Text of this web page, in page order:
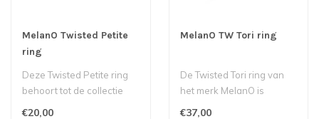
MelanO Twisted Petite
ring
Deze Twisted Petite ring
behoort tot de collectie
van Melano...
€20,00
MelanO TW Tori ring
De Twisted Tori ring van
het merk MelanO is
ontzettend sierlijk en
€37,00